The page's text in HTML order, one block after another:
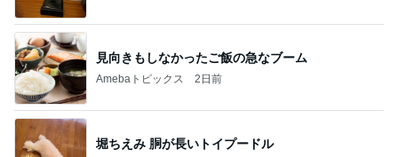
見向きもしなかったご飯の急なブーム
Amebaトピックス 2日前
堀ちえみ 胴が長いトイプードル